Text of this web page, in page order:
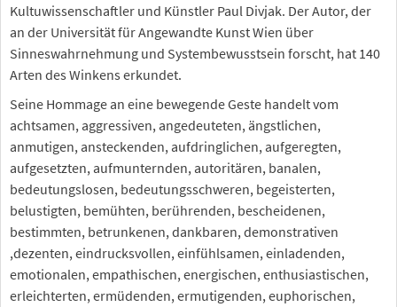
Kultuwissenschaftler und Künstler Paul Divjak. Der Autor, der
an der Universität für Angewandte Kunst Wien über
Sinneswahrnehmung und Systembewusstsein forscht, hat 140
Arten des Winkens erkundet.
Seine Hommage an eine bewegende Geste handelt vom
achtsamen, aggressiven, angedeuteten, ängstlichen,
anmutigen, ansteckenden, aufdringlichen, aufgeregten,
aufgesetzten, aufmunternden, autoritären, banalen,
bedeutungslosen, bedeutungsschweren, begeisterten,
belustigten, bemühten, berührenden, bescheidenen,
bestimmten, betrunkenen, dankbaren, demonstrativen
,dezenten, eindrucksvollen, einfühlsamen, einladenden,
emotionalen, empathischen, energischen, enthusiastischen,
erleichterten, ermüdenden, ermutigenden, euphorischen,